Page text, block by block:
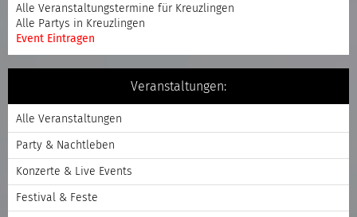
Alle Veranstaltungstermine für Kreuzlingen
Alle Partys in Kreuzlingen
Event Eintragen
Veranstaltungen:
Alle Veranstaltungen
Party & Nachtleben
Konzerte & Live Events
Festival & Feste